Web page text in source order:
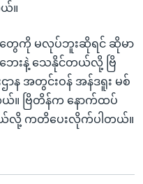
။
တွေကို မလုပ်ဘူးဆိုရင် ဆိုမာ
ေးနဲ့ သေနိုင်တယ်လို့ ဗြိ
န အတွင်းဝန် အန်ဒရူး မစ်
ယ်။ ဗြိတိန်က နောက်ထပ်
ယ်လို့ ကတိပေးလိုက်ပါတယ်။